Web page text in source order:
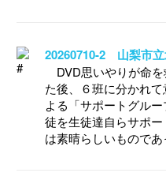
20260710-2 山梨市
DVD思いやりが命
た後、６班に分かれ
よる「サポートグル
徒を生徒達自らサポ
は素晴らしいものであ